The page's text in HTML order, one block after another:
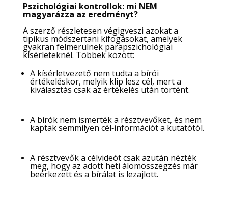
Pszichológiai kontrollok: mi NEM
magyarázza az eredményt?
A szerző részletesen végigveszi azokat a
tipikus módszertani kifogásokat, amelyek
gyakran felmerülnek parapszichológiai
kísérleteknél. Többek között:
A kísérletvezető nem tudta a bírói
értékeléskor, melyik klip lesz cél, mert a
kiválasztás csak az értékelés után történt.
A bírók nem ismerték a résztvevőket, és nem
kaptak semmilyen cél‑információt a kutatótól.
A résztvevők a célvideót csak azután nézték
meg, hogy az adott heti álomösszegzés már
beérkezett és a bírálat is lezajlott.